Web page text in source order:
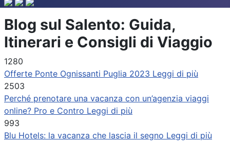
Blog sul Salento: Guida,
Itinerari e Consigli di Viaggio
1280
Offerte Ponte Ognissanti Puglia 2023 Leggi di più
2503
Perché prenotare una vacanza con un’agenzia viaggi
online? Pro e Contro Leggi di più
993
Blu Hotels: la vacanza che lascia il segno Leggi di più